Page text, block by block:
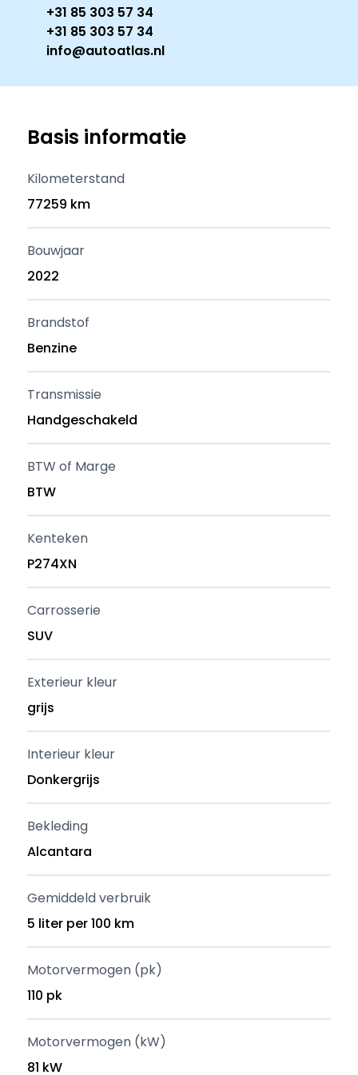
+31 85 303 57 34
+31 85 303 57 34
info@autoatlas.nl
Basis informatie
Kilometerstand
77259 km
Bouwjaar
2022
Brandstof
Benzine
Transmissie
Handgeschakeld
BTW of Marge
BTW
Kenteken
P274XN
Carrosserie
SUV
Exterieur kleur
grijs
Interieur kleur
Donkergrijs
Bekleding
Alcantara
Gemiddeld verbruik
5 liter per 100 km
Motorvermogen (pk)
110 pk
Motorvermogen (kW)
81 kW